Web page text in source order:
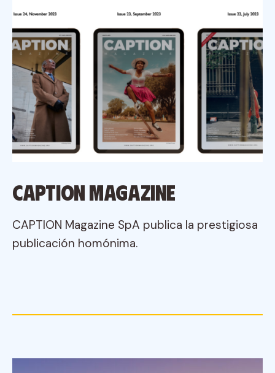
CAPTION Magazine
CAPTION Magazine SpA publica la prestigiosa
publicación homónima.